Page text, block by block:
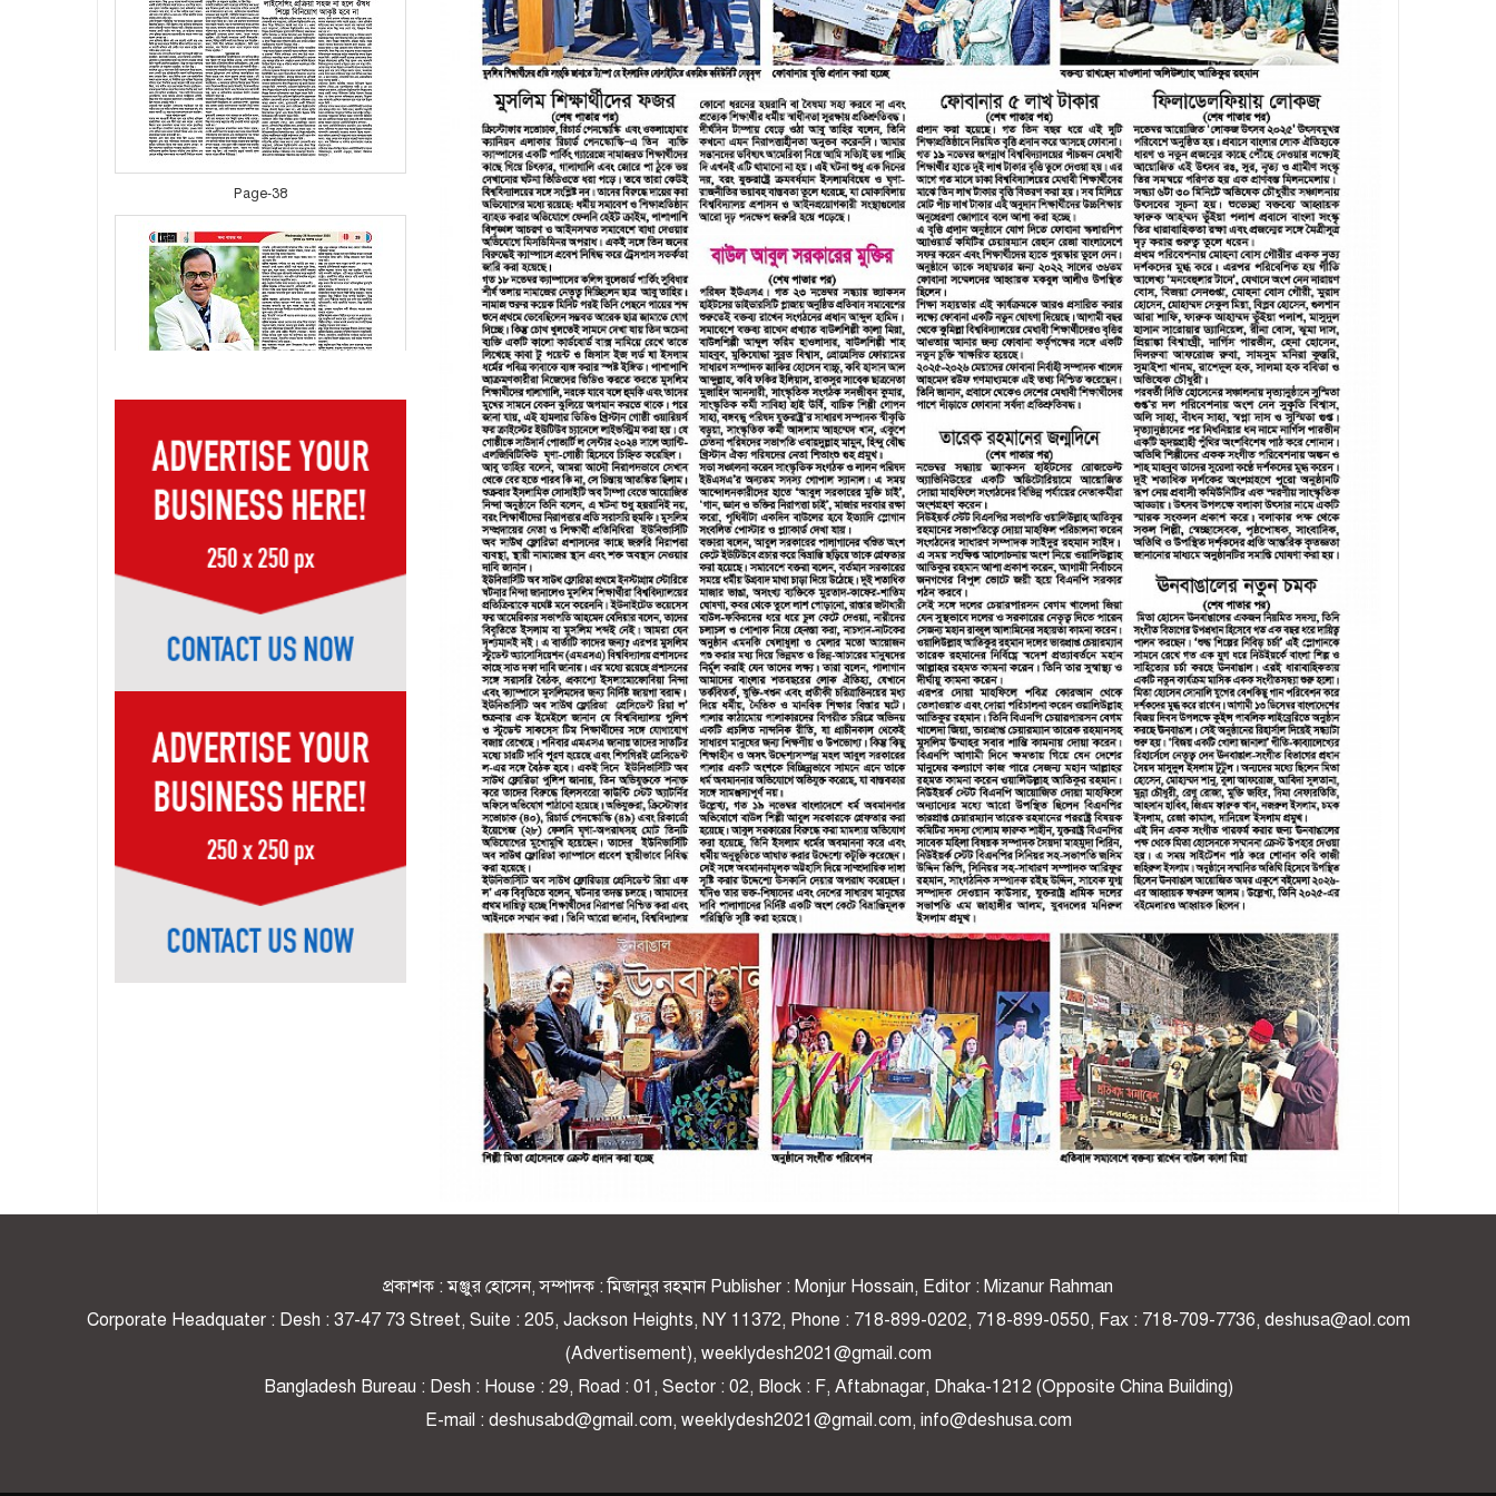
Page-38
প্রকাশক : মঞ্জুর হোসেন, সম্পাদক : মিজানুর রহমান Publisher : Monjur Hossain, Editor : Mizanur Rahman
Corporate Headquater : Desh : 37-47 73 Street, Suite : 205, Jackson Heights, NY 11372, Phone : 718-899-0202, 718-899-0550, Fax : 718-709-7736, deshusa@aol.com
(Advertisement), weeklydesh2021@gmail.com
Bangladesh Bureau : Desh : House : 29, Road : 01, Sector : 02, Block : F, Aftabnagar, Dhaka-1212 (Opposite China Building)
E-mail : deshusabd@gmail.com, weeklydesh2021@gmail.com, info@deshusa.com